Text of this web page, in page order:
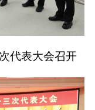
代表大会召开